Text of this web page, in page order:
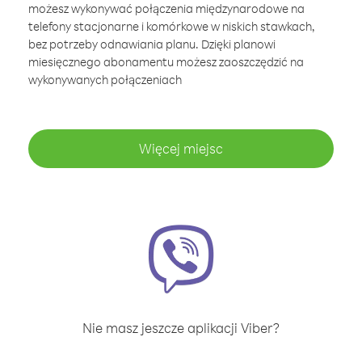
możesz wykonywać połączenia międzynarodowe na
telefony stacjonarne i komórkowe w niskich stawkach,
bez potrzeby odnawiania planu. Dzięki planowi
miesięcznego abonamentu możesz zaoszczędzić na
wykonywanych połączeniach
Więcej miejsc
Nie masz jeszcze aplikacji Viber?